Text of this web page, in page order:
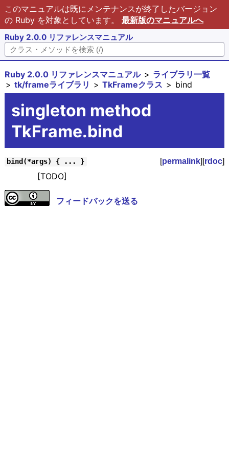
このマニュアルは既にメンテナンスが終了したバージョン
の Ruby を対象としています。 最新版のマニュアルへ
Ruby 2.0.0 リファレンスマニュアル
Ruby 2.0.0 リファレンスマニュアル
ライブラリ一覧
tk/frameライブラリ
TkFrameクラス bind
singleton method
TkFrame.bind
bind(*args) { ... } [permalink][rdoc]
[TODO]
フィードバックを送る